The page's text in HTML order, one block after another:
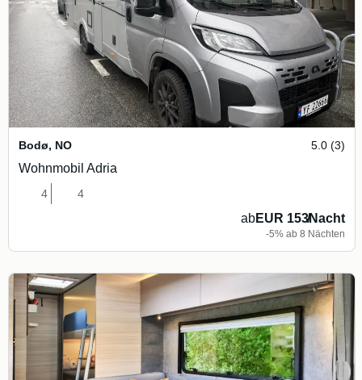
Bodø, NO 5.0 (3)
Wohnmobil Adria
4 4
abEUR 153/Nacht
-5% ab 8 Nächten